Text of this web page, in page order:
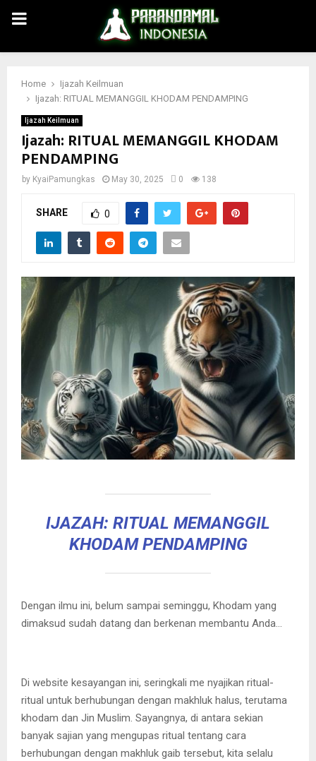
PRIMARY
MENU
Home
Ijazah Keilmuan
Ijazah: RITUAL MEMANGGIL KHODAM PENDAMPING
Ijazah Keilmuan
Ijazah: RITUAL MEMANGGIL KHODAM
PENDAMPING
by KyaiPamungkas May 30, 2025 0 138
SHARE 0
IJAZAH: RITUAL MEMANGGIL
KHODAM PENDAMPING
Dengan ilmu ini, belum sampai seminggu, Khodam yang
dimaksud sudah datang dan berkenan membantu Anda…
Di website kesayangan ini, seringkali me nyajikan ritual-
ritual untuk berhubungan dengan makhluk halus, terutama
khodam dan Jin Muslim. Sayangnya, di antara sekian
banyak sajian yang mengupas ritual tentang cara
berhubungan dengan makhluk gaib tersebut, kita selalu